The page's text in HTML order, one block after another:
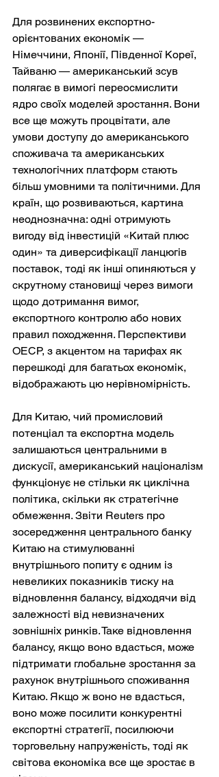
Для розвинених експортно-
орієнтованих економік —
Німеччини, Японії, Південної Кореї,
Тайваню — американський зсув
полягає в вимогі переосмислити
ядро своїх моделей зростання. Вони
все ще можуть процвітати, але
умови доступу до американського
споживача та американських
технологічних платформ стають
більш умовними та політичними. Для
країн, що розвиваються, картина
неоднозначна: одні отримують
вигоду від інвестицій «Китай плюс
один» та диверсифікації ланцюгів
поставок, тоді як інші опиняються у
скрутному становищі через вимоги
щодо дотримання вимог,
експортного контролю або нових
правил походження. Перспективи
ОЕСР, з акцентом на тарифах як
перешкоді для багатьох економік,
відображають цю нерівномірність.
Для Китаю, чий промисловий
потенціал та експортна модель
залишаються центральними в
дискусії, американський націоналізм
функціонує не стільки як циклічна
політика, скільки як стратегічне
обмеження. Звіти Reuters про
зосередження центрального банку
Китаю на стимулюванні
внутрішнього попиту є одним із
невеликих показників тиску на
відновлення балансу, відходячи від
залежності від невизначених
зовнішніх ринків. Таке відновлення
балансу, якщо воно вдасться, може
підтримати глобальне зростання за
рахунок внутрішнього споживання
Китаю. Якщо ж воно не вдасться,
воно може посилити конкурентні
експортні стратегії, посилюючи
торговельну напруженість, тоді як
світова економіка все ще зростає в